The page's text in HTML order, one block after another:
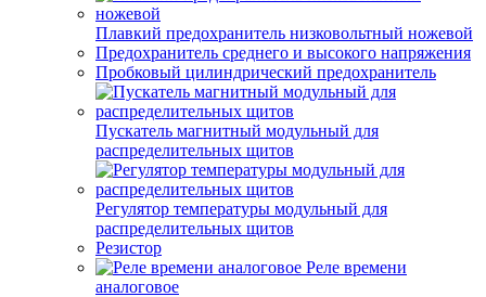
Плавкий предохранитель низковольтный ножевой
Предохранитель среднего и высокого напряжения
Пробковый цилиндрический предохранитель
Пускатель магнитный модульный для
распределительных щитов
Регулятор температуры модульный для
распределительных щитов
Резистор
Реле времени
аналоговое